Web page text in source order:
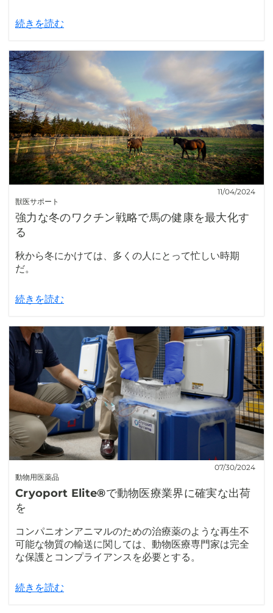
続きを読む
獣医サポート
11/04/2024
強力な冬のワクチン戦略で馬の健康を最大化す
る
秋から冬にかけては、多くの人にとって忙しい時期
だ。
続きを読む
動物用医薬品
07/30/2024
Cryoport Elite®で動物医療業界に確実な出荷
を
コンパニオンアニマルのための治療薬のような再生不
可能な物質の輸送に関しては、動物医療専門家は完全
な保護とコンプライアンスを必要とする。
続きを読む